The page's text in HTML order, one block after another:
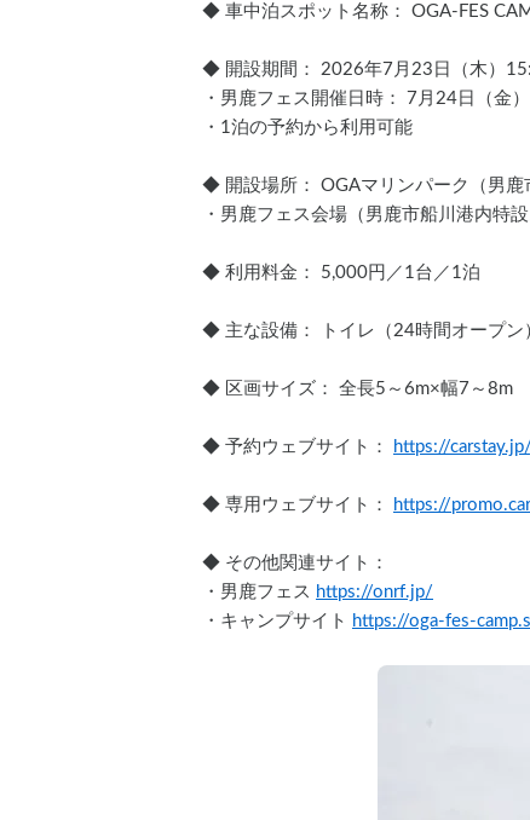
◆ 車中泊スポット名称： OGA-FES
◆ 開設期間： 2026年7月23日（木）
・男鹿フェス開催日時： 7月24日（金
・1泊の予約から利用可能
◆ 開設場所： OGAマリンパーク（男
・男鹿フェス会場（男鹿市船川港内特
◆ 利用料金： 5,000円／1台／1泊
◆ 主な設備： トイレ（24時間オープン
◆ 区画サイズ： 全長5～6m×幅7～8m
◆ 予約ウェブサイト： https://
◆ 専用ウェブサイト： https://
◆ その他関連サイト：
・男鹿フェス https://onrf.jp/
・キャンプサイト https://oga-fes-